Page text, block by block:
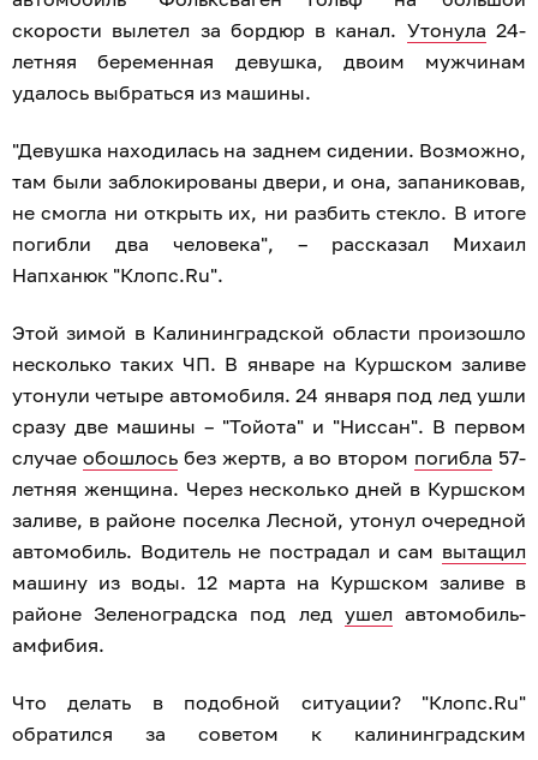
скорости вылетел за бордюр в канал. Утонула 24-
летняя беременная девушка, двоим мужчинам
удалось выбраться из машины.
"Девушка находилась на заднем сидении. Возможно,
там были заблокированы двери, и она, запаниковав,
не смогла ни открыть их, ни разбить стекло. В итоге
погибли два человека", – рассказал Михаил
Напханюк "Клопс.Ru".
Этой зимой в Калининградской области произошло
несколько таких ЧП. В январе на Куршском заливе
утонули четыре автомобиля. 24 января под лед ушли
сразу две машины – "Тойота" и "Ниссан". В первом
случае обошлосьбез жертв, а во втором погибла 57-
летняя женщина. Через несколько дней в Куршском
заливе, в районе поселка Лесной, утонул очередной
автомобиль. Водитель не пострадал и сам вытащил
машину из воды. 12 марта на Куршском заливе в
районе Зеленоградска под лед ушел автомобиль-
амфибия.
Что делать в подобной ситуации? "Клопс.Ru"
обратился за советом к калининградским